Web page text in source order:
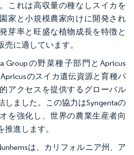
これは高収量の種なしスイカを
家と小規模農家向けに開発され
芽率と旺盛な植物成長を特徴と
売に適しています。
Groupの野菜種子部門とApricus
Apricusのスイカ遺伝資源と育種パ
アクセスを提供するグローバル
しました。この協力はSyngentaの
を強化し、世界の農業生産者向
進します。
は、カリフォルニア州、ア